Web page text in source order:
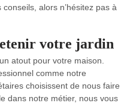
alors n’hésitez pas à
votre jardin
atout pour votre maison.
comme notre
choisissent de nous faire
dans notre métier, nous vous